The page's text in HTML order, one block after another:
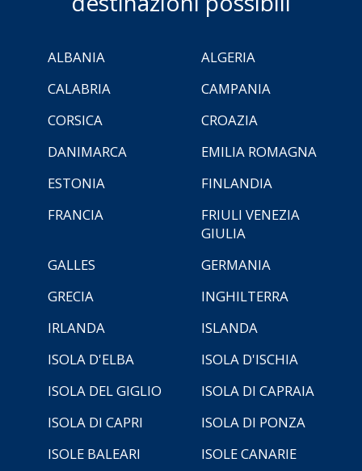
ALBANIA
ALGERIA
CALABRIA
CAMPANIA
CORSICA
CROAZIA
DANIMARCA
EMILIA ROMAGNA
ESTONIA
FINLANDIA
FRANCIA
FRIULI VENEZIA
GIULIA
GALLES
GERMANIA
GRECIA
INGHILTERRA
IRLANDA
ISLANDA
ISOLA D'ELBA
ISOLA D'ISCHIA
ISOLA DEL GIGLIO
ISOLA DI CAPRAIA
ISOLA DI CAPRI
ISOLA DI PONZA
ISOLE BALEARI
ISOLE CANARIE